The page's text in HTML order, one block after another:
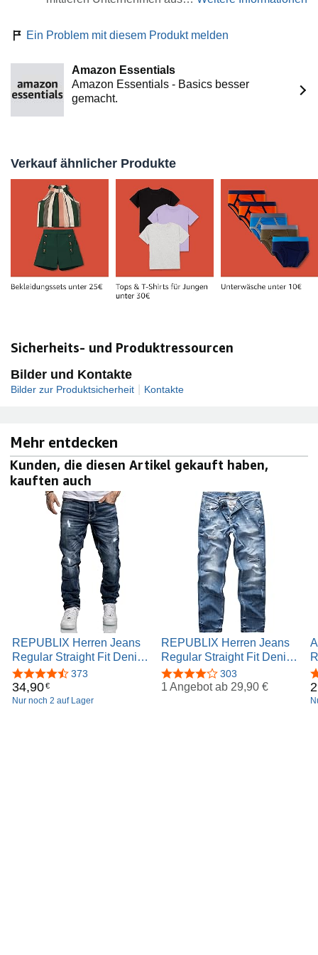
Ein Problem mit diesem Produkt melden
Amazon Essentials
Amazon Essentials - Basics besser
gemacht.
Verkauf ähnlicher Produkte
Sicherheits- und Produktressourcen
Bilder und Kontakte
Bilder zur Produktsicherheit Kontakte
Mehr entdecken
Kunden, die diesen Artikel gekauft haben,
kauften auch
REPUBLIX Herren Jeans
Regular Straight Fit Denim
Hose Destroyed R7998
4,3 von 5 Sternen
373
34,90€
Nur noch 2 auf Lager
REPUBLIX Herren Jeans
Regular Straight Fit Denim
Hose Destroyed R7984
4,1 von 5 Sternen
303
1 Angebot ab 29,90 €